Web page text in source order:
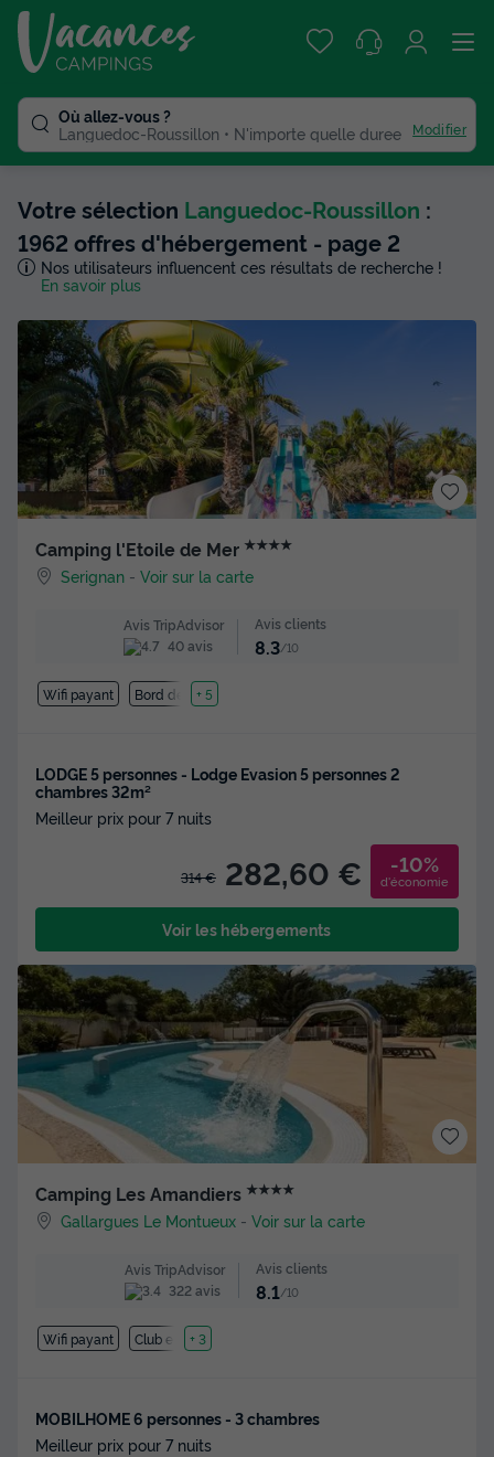
Où allez-vous ?
Languedoc-Roussillon
N'importe quelle duree Modifier
Votre sélection Languedoc-Roussillon :
1962 offres d'hébergement - page 2
Nos utilisateurs influencent ces résultats de recherche !
En savoir plus
Camping l'Etoile de Mer ★★★★
Serignan -Voir sur la carte
Avis TripAdvisor
40 avis
Avis clients
8.3/10
Wifi payant Bord de mer
+ 5
LODGE 5 personnes - Lodge Evasion 5 personnes 2
chambres 32m²
Meilleur prix pour 7 nuits
314 € 282,60 € -10%
d'économie
Voir les hébergements
Camping Les Amandiers ★★★★
Gallargues Le Montueux -Voir sur la carte
Avis TripAdvisor
322 avis
Avis clients
8.1/10
Wifi payant Club enfant
+ 3
MOBILHOME 6 personnes - 3 chambres
Meilleur prix pour 7 nuits